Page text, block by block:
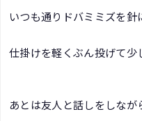
いつも通りドバミミズを針
仕掛けを軽くぶん投げて少
あとは友人と話しをしなが